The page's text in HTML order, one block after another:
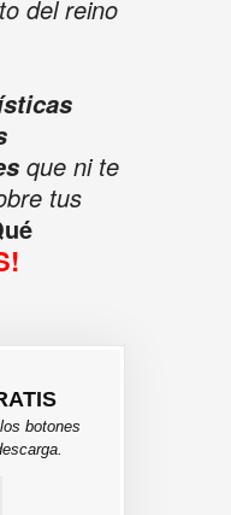
del reino
que ni te
tus
botones